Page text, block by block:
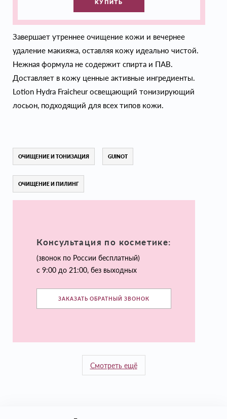
КУПИТЬ
Завершает утреннее очищение кожи и вечернее
удаление макияжа, оставляя кожу идеально чистой.
Нежная формула не содержит спирта и ПАВ.
Доставляет в кожу ценные активные ингредиенты.
Lotion Hydra Fraicheur освещающий тонизирующий
лосьон, подходящий для всех типов кожи.
ОЧИЩЕНИЕ И ТОНИЗАЦИЯ GUINOT
ОЧИЩЕНИЕ И ПИЛИНГ
Консультация по косметике:
(звонок по России бесплатный)
с 9:00 до 21:00, без выходных
ЗАКАЗАТЬ ОБРАТНЫЙ ЗВОНОК
Смотреть ещё